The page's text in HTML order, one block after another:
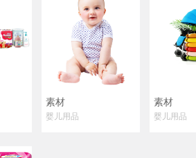
素材
婴儿用品
素材
婴儿用品